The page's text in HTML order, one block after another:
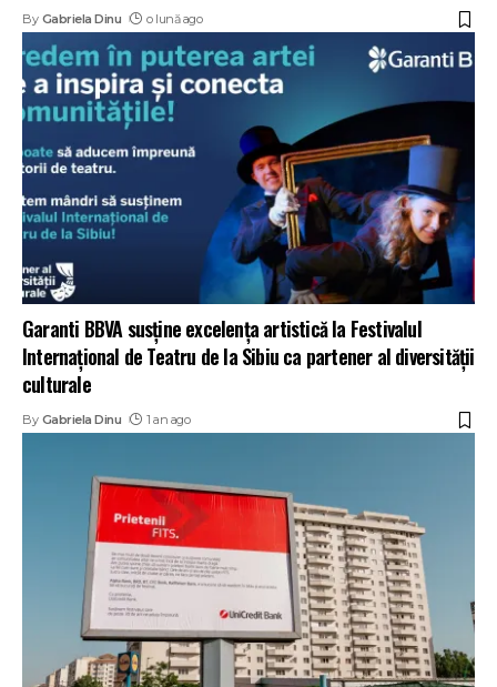
By Gabriela Dinu o lună ago
Garanti BBVA susține excelența artistică la Festivalul
Internațional de Teatru de la Sibiu ca partener al diversității
culturale
By Gabriela Dinu 1 an ago